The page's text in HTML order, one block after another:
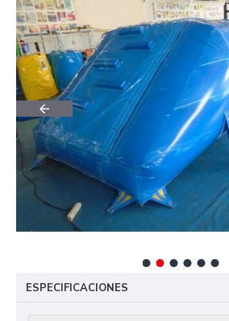
ESPECIFICACIONES